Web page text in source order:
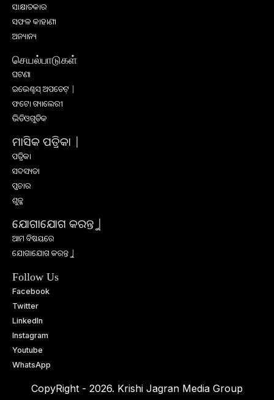
ସାକ୍ଷାତକାର
ସଫଳ କାହାଣୀ
ଅନ୍ୟାନ୍ୟ
செயல்பாடுகள்
ଘଟଣା
ଇଭେଣ୍ଟସ୍ ଅପଡେଟ୍ |
ଫଟୋ ଗ୍ୟାଲେରୀ
ଭିଡିଓଗୁଡିକ
ମାସିକ ପତ୍ରିକା |
ପତ୍ରିକା
ସଦସ୍ୟତା
ପ୍ରଚାର
ଶୁଳ୍କ
ଯୋଗାଯୋଗ କରନ୍ତୁ |
ଆମ ବିଷୟରେ
ଯୋଗାଯୋଗ କରନ୍ତୁ |
Follow Us
Facebook
Twitter
LinkedIn
Instagram
Youtube
WhatsApp
CopyRight - 2026. Krishi Jagran Media Group